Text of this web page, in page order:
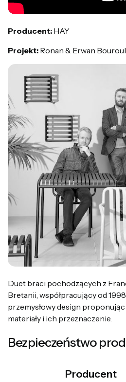
Producent: HAY
Projekt: Ronan & Erwan
Duet braci pochodzących z
Bretanii, współpracujący od
przemysłowy design
materiały i ich przeznaczenie.
Bezpieczeństwo
Producent